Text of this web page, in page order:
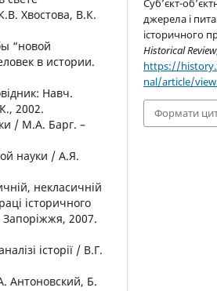
Хвостова, В.К.
“новой
в истории.
Навч.
2002.
/ М.А. Барг. –
науки / А.Я.
некласичній
історичного
Запоріжжя, 2007.
історії / В.Г.
Антоновский, Б.
Суб’єкт-
джерела і
історичного
Historical Review
https://
nal/article/
Формати